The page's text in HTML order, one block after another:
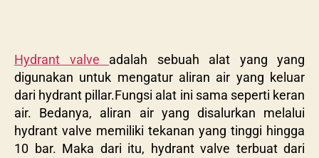
Hydrant valve adalah sebuah alat yang yang
digunakan untuk mengatur aliran air yang keluar
dari hydrant pillar.Fungsi alat ini sama seperti keran
air. Bedanya, aliran air yang disalurkan melalui
hydrant valve memiliki tekanan yang tinggi hingga
10 bar. Maka dari itu, hydrant valve terbuat dari